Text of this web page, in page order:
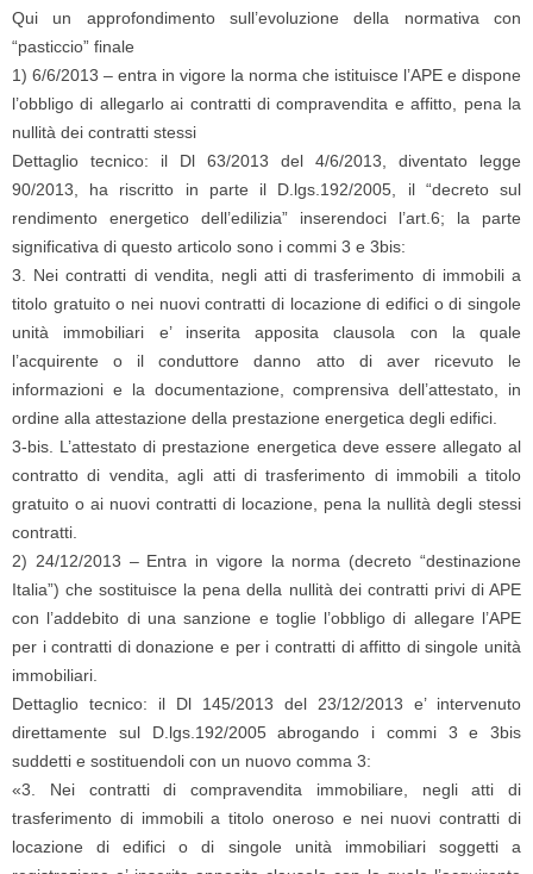
Qui un approfondimento sull’evoluzione della normativa con
“pasticcio” finale
1) 6/6/2013 – entra in vigore la norma che istituisce l’APE e dispone
l’obbligo di allegarlo ai contratti di compravendita e affitto, pena la
nullità dei contratti stessi
Dettaglio tecnico: il Dl 63/2013 del 4/6/2013, diventato legge
90/2013, ha riscritto in parte il D.lgs.192/2005, il “decreto sul
rendimento energetico dell’edilizia” inserendoci l’art.6; la parte
significativa di questo articolo sono i commi 3 e 3bis:
3. Nei contratti di vendita, negli atti di trasferimento di immobili a
titolo gratuito o nei nuovi contratti di locazione di edifici o di singole
unità immobiliari e’ inserita apposita clausola con la quale
l’acquirente o il conduttore danno atto di aver ricevuto le
informazioni e la documentazione, comprensiva dell’attestato, in
ordine alla attestazione della prestazione energetica degli edifici.
3-bis. L’attestato di prestazione energetica deve essere allegato al
contratto di vendita, agli atti di trasferimento di immobili a titolo
gratuito o ai nuovi contratti di locazione, pena la nullità degli stessi
contratti.
2) 24/12/2013 – Entra in vigore la norma (decreto “destinazione
Italia”) che sostituisce la pena della nullità dei contratti privi di APE
con l’addebito di una sanzione e toglie l’obbligo di allegare l’APE
per i contratti di donazione e per i contratti di affitto di singole unità
immobiliari.
Dettaglio tecnico: il Dl 145/2013 del 23/12/2013 e’ intervenuto
direttamente sul D.lgs.192/2005 abrogando i commi 3 e 3bis
suddetti e sostituendoli con un nuovo comma 3:
«3. Nei contratti di compravendita immobiliare, negli atti di
trasferimento di immobili a titolo oneroso e nei nuovi contratti di
locazione di edifici o di singole unità immobiliari soggetti a